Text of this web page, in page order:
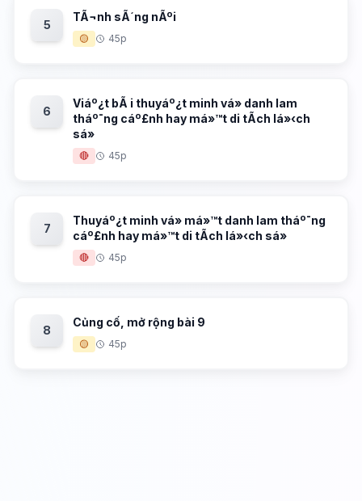
5
TÃ¬nh sÃ´ng nÃºi
🟡 45p
6
Viáº¿t bÃ i thuyáº¿t minh vá» danh lam
tháº¯ng cáº£nh hay má»™t di tÃ­ch lá»‹ch
sá»­
🔴 45p
7
Thuyáº¿t minh vá» má»™t danh lam tháº¯ng
cáº£nh hay má»™t di tÃ­ch lá»‹ch sá»­
🔴 45p
8
Củng cố, mở rộng bài 9
🟡 45p